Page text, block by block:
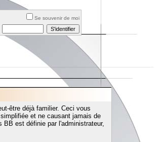
Se souvenir de moi
être déjà familier. Ceci vous
et ne causant jamais de
est définie par l'administrateur,